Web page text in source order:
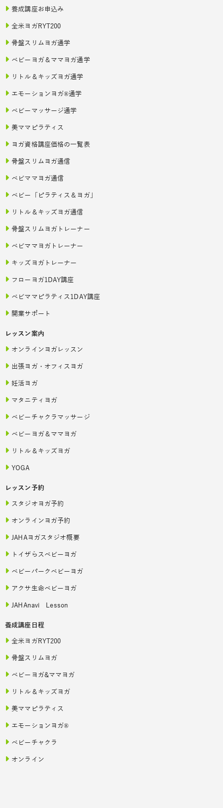
養成講座お申込み
全米ヨガRYT200
骨盤スリムヨガ通学
ベビーヨガ＆ママヨガ通学
リトル＆キッズヨガ通学
エモーションヨガ®通学
ベビーマッサージ通学
美ママピラティス
ヨガ資格講座価格の一覧表
骨盤スリムヨガ通信
ベビママヨガ通信
ベビー「ピラティス＆ヨガ」
リトル＆キッズヨガ通信
骨盤スリムヨガトレーナー
ベビママヨガトレーナー
キッズヨガトレーナー
フローヨガ1DAY講座
ベビママピラティス1DAY講座
開業サポート
レッスン案内
オンラインヨガレッスン
出張ヨガ・オフィスヨガ
妊活ヨガ
マタニティヨガ
ベビーチャクラマッサージ
ベビーヨガ＆ママヨガ
リトル＆キッズヨガ
YOGA
レッスン予約
スタジオヨガ予約
オンラインヨガ予約
JAHAヨガスタジオ概要
トイザらスベビーヨガ
ベビーパークベビーヨガ
アクサ生命ベビーヨガ
JAHAnavi Lesson
養成講座日程
全米ヨガRYT200
骨盤スリムヨガ
ベビーヨガ&ママヨガ
リトル＆キッズヨガ
美ママピラティス
エモーションヨガ®
ベビーチャクラ
オンライン